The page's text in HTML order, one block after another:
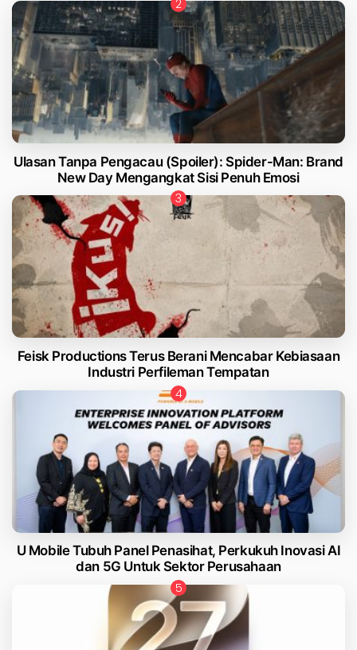
Ulasan Tanpa Pengacau (Spoiler): Spider-Man: Brand
New Day Mengangkat Sisi Penuh Emosi
Feisk Productions Terus Berani Mencabar Kebiasaan
Industri Perfileman Tempatan
U Mobile Tubuh Panel Penasihat, Perkukuh Inovasi AI
dan 5G Untuk Sektor Perusahaan